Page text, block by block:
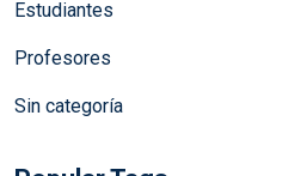
Estudiantes
Profesores
Sin categoría